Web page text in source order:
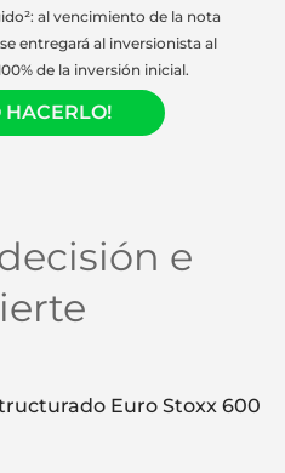
al vencimiento de la nota
entregará al inversionista al
de la inversión inicial.
HACERLO!
e
Euro Stoxx 600